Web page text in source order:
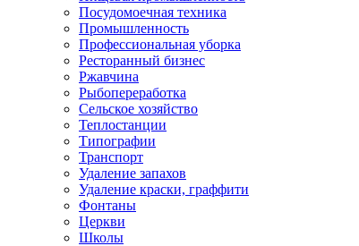
Посудомоечная техника
Промышленность
Профессиональная уборка
Ресторанный бизнес
Ржавчина
Рыбопереработка
Сельское хозяйство
Теплостанции
Типографии
Транспорт
Удаление запахов
Удаление краски, граффити
Фонтаны
Церкви
Школы